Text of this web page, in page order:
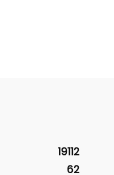
19112
62